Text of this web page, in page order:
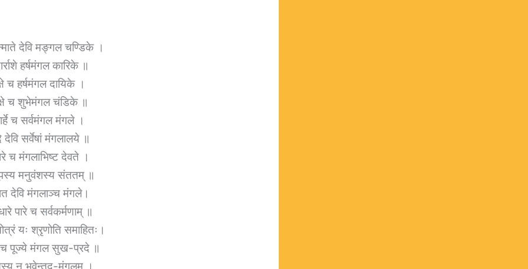
देवि मङ्गल चण्डिके ।
हर्षमंगल कारिके ॥
च हर्षमंगल दायिके ।
च शुभेमंगल चंडिके ॥
च सर्वमंगल मंगले ।
सर्वेषां मंगलालये ॥
च मंगलाभिष्ट देवते ।
मनुवंशस्य संततम् ॥
देवि मंगलाञ्च मंगले।
पारे च सर्वकर्मणाम् ॥
यः श्रृणोति समाहितः।
च पूज्ये मंगल सुख-प्रदे ॥